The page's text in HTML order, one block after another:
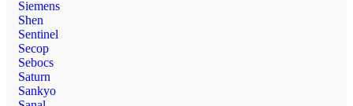
Siemens
Shen
Sentinel
Secop
Sebocs
Saturn
Sankyo